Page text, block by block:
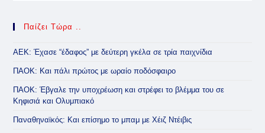
Παίζει Τώρα ..
ΑΕΚ: Έχασε “έδαφος” με δεύτερη γκέλα σε τρία παιχνίδια
ΠΑΟΚ: Και πάλι πρώτος με ωραίο ποδόσφαιρο
ΠΑΟΚ: Έβγαλε την υποχρέωση και στρέφει το βλέμμα του σε
Κηφισιά και Ολυμπιακό
Παναθηναϊκός: Και επίσημο το μπαμ με Χέιζ Ντέιβις